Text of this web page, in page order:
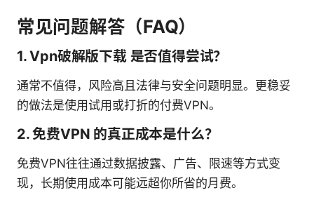
常见问题解答（FAQ）
1. Vpn破解版下载 是否值得尝试？
通常不值得，风险高且法律与安全问题明显。更稳妥
的做法是使用试用或打折的付费VPN。
2. 免费VPN 的真正成本是什么？
免费VPN往往通过数据披露、广告、限速等方式变
现，长期使用成本可能远超你所省的月费。